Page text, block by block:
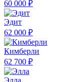
60 000 ₽
Эдит
62 000 ₽
Кимберли
62 700 ₽
Элла